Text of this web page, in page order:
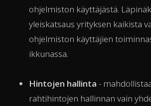
ohjelmiston käyttäjästä.
yleiskatsaus yrityksen kaikista
ohjelmiston käyttäjien
ikkunassa.
Hintojen hallinta -
rahtihintojen hallinnan vain